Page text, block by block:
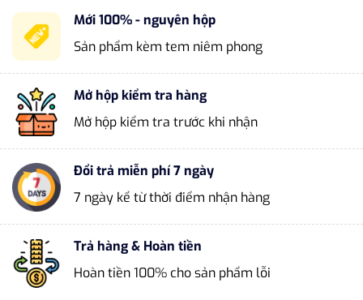
Mới 100% - nguyên hộp
Sản phẩm kèm tem niêm phong
Mở hộp kiểm tra hàng
Mở hộp kiểm tra trước khi nhận
Đổi trả miễn phí 7 ngày
7 ngày kể từ thời điểm nhận hàng
Trả hàng & Hoàn tiền
Hoàn tiền 100% cho sản phẩm lỗi